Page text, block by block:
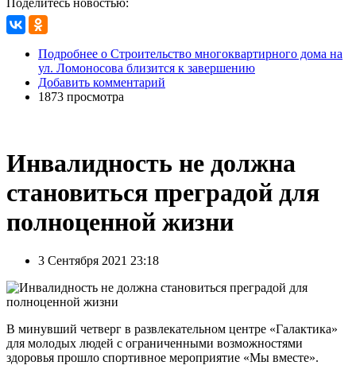
Поделитесь новостью:
Подробнее о Строительство многоквартирного дома на
ул. Ломоносова близится к завершению
Добавить комментарий
1873 просмотра
Инвалидность не должна
становиться преградой для
полноценной жизни
3 Сентября 2021 23:18
В минувший четверг в развлекательном центре «Галактика»
для молодых людей с ограниченными возможностями
здоровья прошло спортивное мероприятие «Мы вместе».